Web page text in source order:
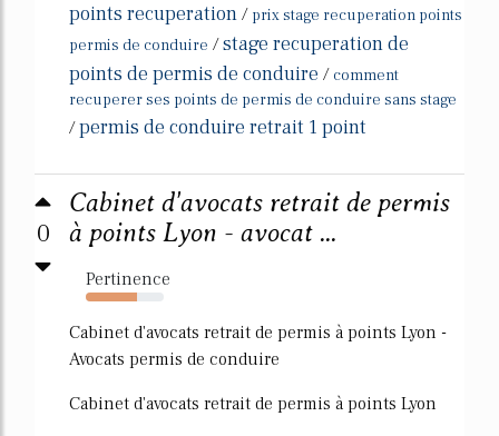
points recuperation / prix stage recuperation points
permis de conduire /stage recuperation de
points de permis de conduire / comment
recuperer ses points de permis de conduire sans stage
/permis de conduire retrait 1 point
0
Cabinet d'avocats retrait de permis
à points Lyon - avocat ...
Pertinence
66%
Cabinet d'avocats retrait de permis à points Lyon -
Avocats permis de conduire
Cabinet d'avocats retrait de permis à points Lyon